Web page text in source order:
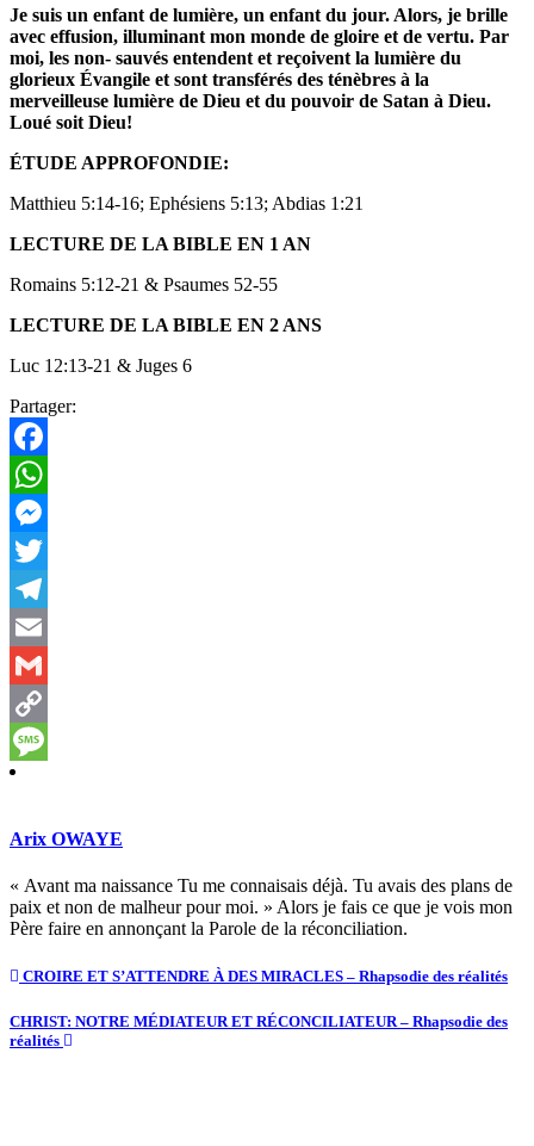
Je suis un enfant de lumière, un enfant du jour. Alors, je brille
avec effusion, illuminant mon monde de gloire et de vertu. Par
moi, les non- sauvés entendent et reçoivent la lumière du
glorieux Évangile et sont transférés des ténèbres à la
merveilleuse lumière de Dieu et du pouvoir de Satan à Dieu.
Loué soit Dieu!
ÉTUDE APPROFONDIE:
Matthieu 5:14-16; Ephésiens 5:13; Abdias 1:21
LECTURE DE LA BIBLE EN 1 AN
Romains 5:12-21 & Psaumes 52-55
LECTURE DE LA BIBLE EN 2 ANS
Luc 12:13-21 & Juges 6
Partager:
Facebook
WhatsApp
Messenger
Twitter
Telegram
Email
Gmail
Copy
Link
Message
Arix OWAYE
« Avant ma naissance Tu me connaisais déjà. Tu avais des plans de
paix et non de malheur pour moi. » Alors je fais ce que je vois mon
Père faire en annonçant la Parole de la réconciliation.
CROIRE ET S’ATTENDRE À DES MIRACLES – Rhapsodie des réalités
CHRIST: NOTRE MÉDIATEUR ET RÉCONCILIATEUR – Rhapsodie des
réalités